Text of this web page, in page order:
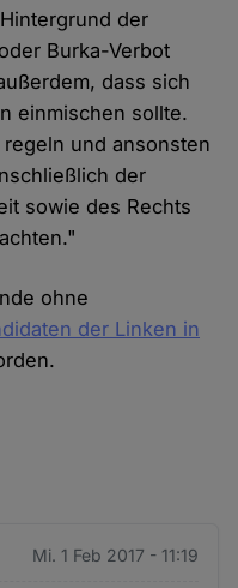
der
Burka-Verbot
dass sich
einmischen sollte.
und ansonsten
der
sowie des Rechts
ohne
der Linken in
Mi. 1 Feb 2017 - 11:19